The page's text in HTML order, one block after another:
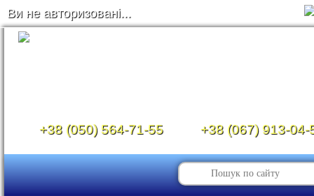
Ви не авторизовані...
+38 (050) 564-71-55 +38 (067) 913-04-